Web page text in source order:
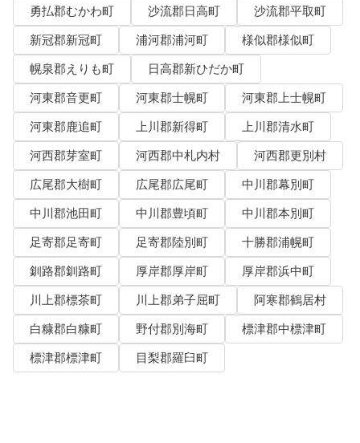
勇払郡むかわ町
沙流郡日高町
沙流郡平取町
新冠郡新冠町
浦河郡浦河町
様似郡様似町
幌泉郡えりも町
日高郡新ひだか町
河東郡音更町
河東郡士幌町
河東郡上士幌町
河東郡鹿追町
上川郡新得町
上川郡清水町
河西郡芽室町
河西郡中札内村
河西郡更別村
広尾郡大樹町
広尾郡広尾町
中川郡幕別町
中川郡池田町
中川郡豊頃町
中川郡本別町
足寄郡足寄町
足寄郡陸別町
十勝郡浦幌町
釧路郡釧路町
厚岸郡厚岸町
厚岸郡浜中町
川上郡標茶町
川上郡弟子屈町
阿寒郡鶴居村
白糠郡白糠町
野付郡別海町
標津郡中標津町
標津郡標津町
目梨郡羅臼町